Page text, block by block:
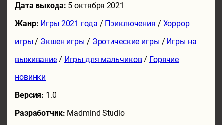
Дата выхода: 5 октября 2021
Жанр: Игры 2021 года / Приключения / Хоррор
игры / Экшен игры / Эротические игры / Игры на
выживание/ Игры для мальчиков/ Горячие
новинки
Версия: 1.0
Разработчик: Madmind Studio